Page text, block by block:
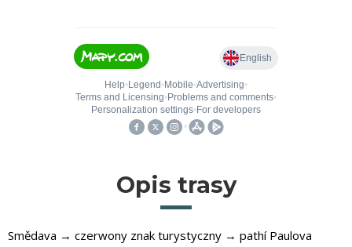
Opis trasy
Smědava → czerwony znak turystyczny → pathí Paulova